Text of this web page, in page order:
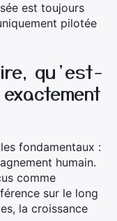
est toujours
pilotée
qu’est-
fondamentaux :
humain.
comme
sur le long
la croissance